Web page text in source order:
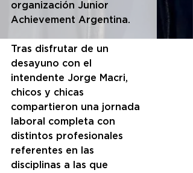
organización Junior
Achievement Argentina.
Tras disfrutar de un
desayuno con el
intendente Jorge Macri,
chicos y chicas
compartieron una jornada
laboral completa con
distintos profesionales
referentes en las
disciplinas a las que